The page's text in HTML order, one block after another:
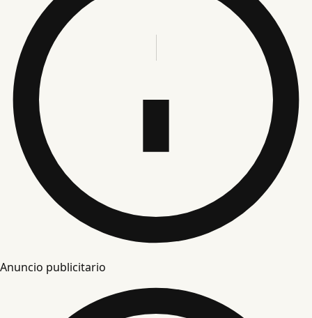
Anuncio publicitario